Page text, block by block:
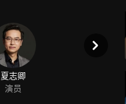
夏志卿
演员